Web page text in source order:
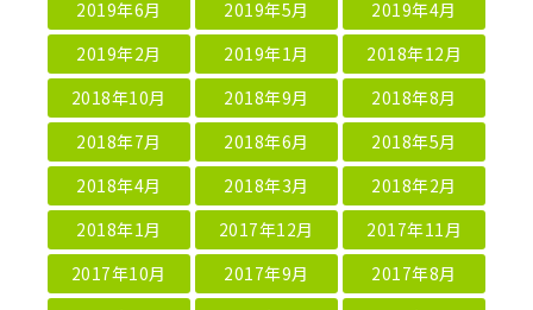
2019年6月
2019年5月
2019年4月
2019年2月
2019年1月
2018年12月
2018年10月
2018年9月
2018年8月
2018年7月
2018年6月
2018年5月
2018年4月
2018年3月
2018年2月
2018年1月
2017年12月
2017年11月
2017年10月
2017年9月
2017年8月